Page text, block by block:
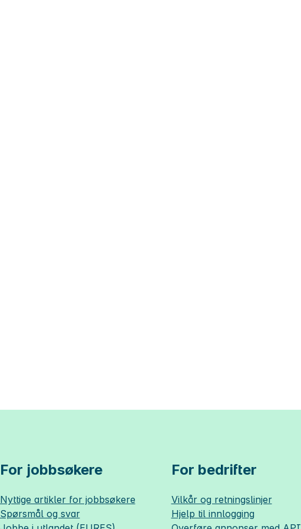
For jobbsøkere
Nyttige artikler for jobbsøkere
Spørsmål og svar
For bedrifter
Vilkår og retningslinjer
Hjelp til innlogging